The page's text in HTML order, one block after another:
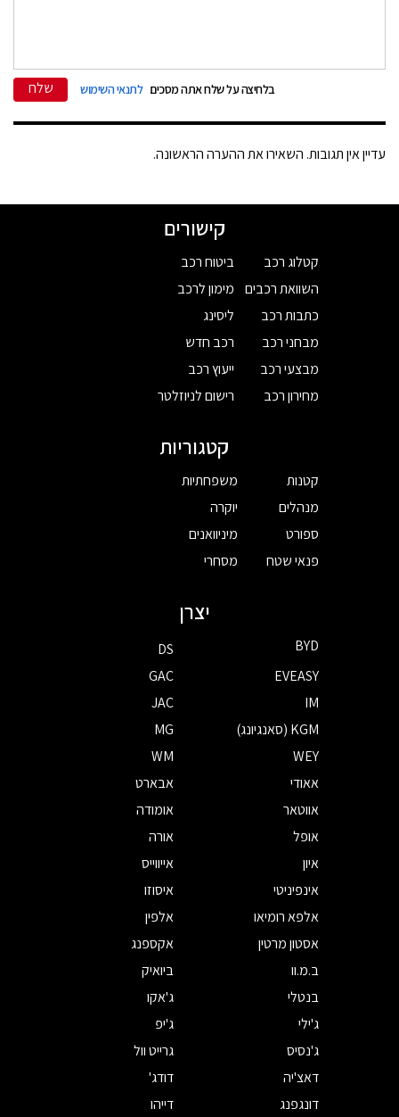
בלחיצה על שלח אתה מסכים לתנאי השימוש שלח
עדיין אין תגובות. השאירו את ההערה הראשונה.
קישורים
קטלוג רכב
השוואת רכבים
כתבות רכב
מבחני רכב
מבצעי רכב
מחירון רכב
ביטוח רכב
מימון לרכב
ליסינג
רכב חדש
ייעוץ רכב
רישום לניוזלטר
קטגוריות
קטנות
מנהלים
ספורט
פנאי שטח
משפחתיות
יוקרה
מיניוואנים
מסחרי
יצרן
BYD
DS
EVEASY
GAC
IM
JAC
KGM (סאנגיונג)
MG
WEY
WM
אאודי
אבארט
אווטאר
אומודה
אופל
אורה
איון
אייווייס
אינפיניטי
איסוזו
אלפא רומיאו
אלפין
אסטון מרטין
אקספנג
ב.מ.וו
ביואיק
בנטלי
ג'אקו
ג'ילי
ג'יפ
ג'נסיס
גרייט וול
דאצ'יה
דודג'
דונגפנג
דייהו